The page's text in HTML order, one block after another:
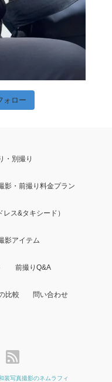
ォロー
・別撮り
影・前撮り料金プラン
ス&タキシード）
影アイテム
前撮りQ&A
比較 問い合わせ
装写真撮影のネムラフィ